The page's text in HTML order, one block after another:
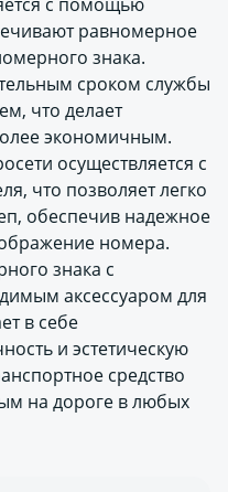
равномерное
знака.
сроком службы
что делает
экономичным.
осуществляется с
что позволяет легко
обеспечив надежное
номера.
знака с
аксессуаром для
в себе
и эстетическую
средство
на дороге в любых